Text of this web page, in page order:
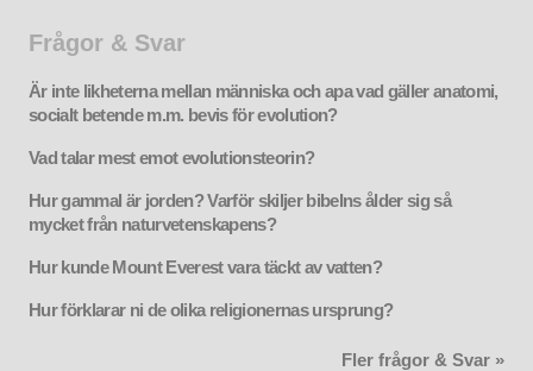
Frågor & Svar
Är inte likheterna mellan människa och apa vad gäller anatomi,
socialt betende m.m. bevis för evolution?
Vad talar mest emot evolutionsteorin?
Hur gammal är jorden? Varför skiljer bibelns ålder sig så
mycket från naturvetenskapens?
Hur kunde Mount Everest vara täckt av vatten?
Hur förklarar ni de olika religionernas ursprung?
Fler frågor & Svar »